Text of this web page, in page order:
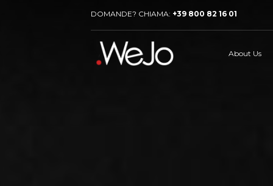
DOMANDE? CHIAMA: +39 800 82 16 01
About Us